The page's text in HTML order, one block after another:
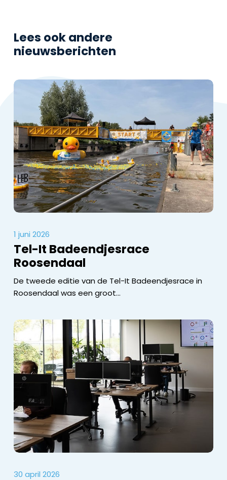
Lees ook andere
nieuwsberichten
Tel-
Badeendjesrace
Roosendaal
Tel-It Badeendjesrace
Roosendaal
De tweede editie van de Tel-It Badeendjesrace in
Roosendaal was een groot…
1 juni 2026
Interview
Laurens
30 april 2026